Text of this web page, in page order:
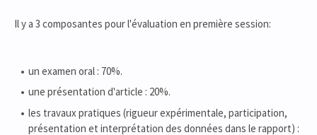
Il y a 3 composantes pour l'évaluation en première session:
un examen oral : 70%.
une présentation d'article : 20%.
les travaux pratiques (rigueur expérimentale, participation,
présentation et interprétation des données dans le rapport) :